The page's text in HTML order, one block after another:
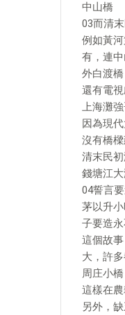
中山橋
03而清
例如黃
有，連
外白渡橋
還有電
上海灘
因為現
沒有橋
清末民
錢塘江
04誓言
茅以升
子要造永
這個故
大，許
周庄小橋
這樣在
另外，